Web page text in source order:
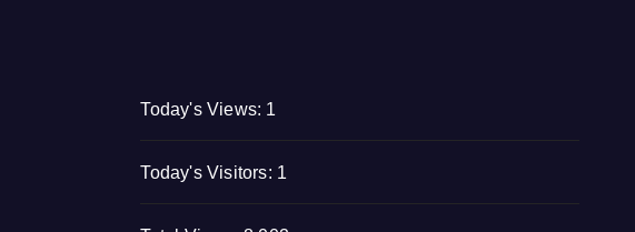
Today's Views: 1
Today's Visitors: 1